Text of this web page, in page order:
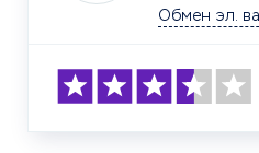
Обмен эл.